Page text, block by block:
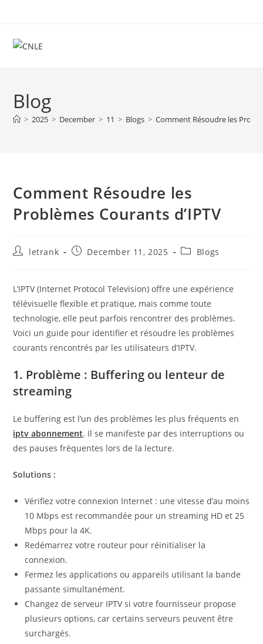
content
Blog
> 2025 > December > 11 > Blogs > Comment Résoudre les
Comment Résoudre les
Problèmes Courants d’IPTV
Postletrank
PostDecember 11, 2025
PostBlogs
L’IPTV (Internet Protocol Television) offre une expérience
télévisuelle flexible et pratique, mais comme toute
technologie, elle peut parfois rencontrer des problèmes.
Voici un guide pour identifier et résoudre les problèmes
courants rencontrés par les utilisateurs d’IPTV.
1. Problème : Buffering ou lenteur de
streaming
Le buffering est l’un des problèmes les plus fréquents en
iptv abonnement. Il se manifeste par des interruptions ou
des pauses fréquentes lors de la lecture.
Solutions :
Vérifiez votre connexion Internet : une vitesse d’au moins
10 Mbps est recommandée pour un streaming HD et 25
Mbps pour la 4K.
Redémarrez votre routeur pour réinitialiser la
connexion.
Fermez les applications ou appareils utilisant la bande
passante simultanément.
Changez de serveur IPTV si votre fournisseur propose
plusieurs options, car certains serveurs peuvent être
surchargés.